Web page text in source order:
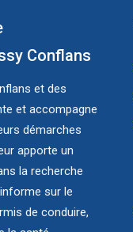
Conflans
et des
et accompagne
démarches
apporte un
la recherche
sur le
de conduire,